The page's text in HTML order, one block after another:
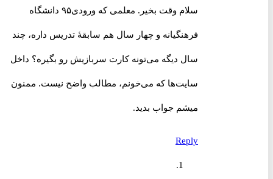
سلام وقت بخیر. معلمی که ورودی۹۵ دانشگاه
فرهنگیانه و چهار سال هم سابقهٔ تدریس داره، چند
سال دیگه می‌تونه کارت سربازیش رو بگیره؟ داخل
سایت‌ها که می‌خونم، مطالب واضح نیست. ممنون
میشم جواب بدید.
Reply